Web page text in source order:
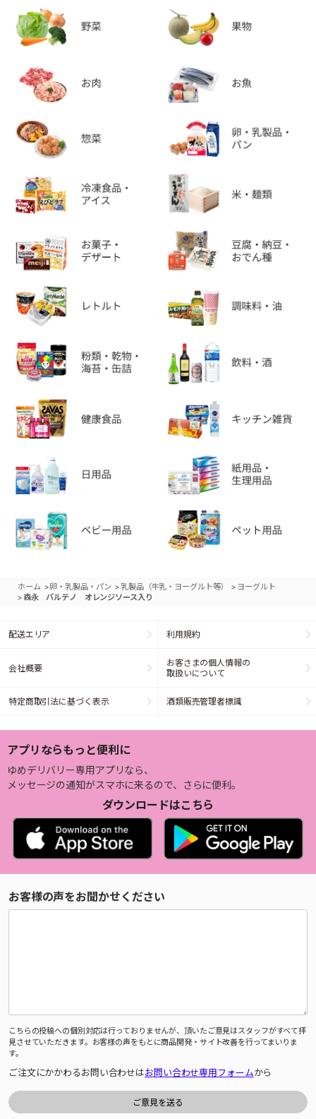
ホーム >卵・乳製品・パン >乳製品（牛乳・ヨーグルト等） > ヨーグルト
> 森永 パルテノ オレンジソース入り
配送エリア 利用規約
会社概要
お客さまの個人情報の
取扱いについて
特定商取引法に基づく表示 酒類販売管理者標識
アプリならもっと便利に
ゆめデリバリー専用アプリなら、
メッセージの通知がスマホに来るので、さらに便利。
ダウンロードはこちら
お客様の声をお聞かせください
こちらの投稿への個別対応は行っておりませんが、頂いたご意見はスタッフがすべて拝
見させていただきます。お客様の声をもとに商品開発・サイト改善を行ってまいりま
す。
ご注文にかかわるお問い合わせはお問い合わせ専用フォームから